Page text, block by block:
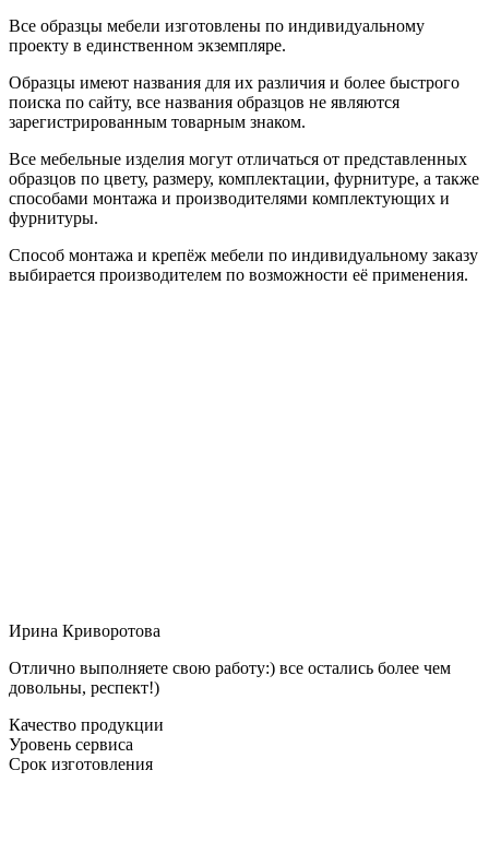
Все образцы мебели изготовлены по индивидуальному
проекту в единственном экземпляре.
Образцы имеют названия для их различия и более быстрого
поиска по сайту, все названия образцов не являются
зарегистрированным товарным знаком.
Все мебельные изделия могут отличаться от представленных
образцов по цвету, размеру, комплектации, фурнитуре, а также
способами монтажа и производителями комплектующих и
фурнитуры.
Способ монтажа и крепёж мебели по индивидуальному заказу
выбирается производителем по возможности её применения.
Ирина Криворотова
Отлично выполняете свою работу:) все остались более чем
довольны, респект!)
Качество продукции
Уровень сервиса
Срок изготовления